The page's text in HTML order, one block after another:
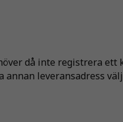
då inte registrera
leveransadress